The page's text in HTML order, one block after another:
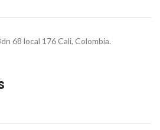
68 local 176 Cali, Colombia.